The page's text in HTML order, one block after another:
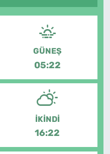
GÜNEŞ
05:22
İKINDI
16:22